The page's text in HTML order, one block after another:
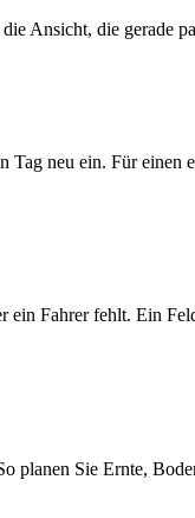
Ansicht, die gerade
neu ein. Für einen
ein Fahrer fehlt. Ein
Sie Ernte,